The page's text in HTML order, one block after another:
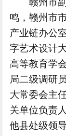
鸣，赣州市
产业链办公
字艺术设计
高等教育学
局二级调研
大常委会主
关单位负责
他县处级领